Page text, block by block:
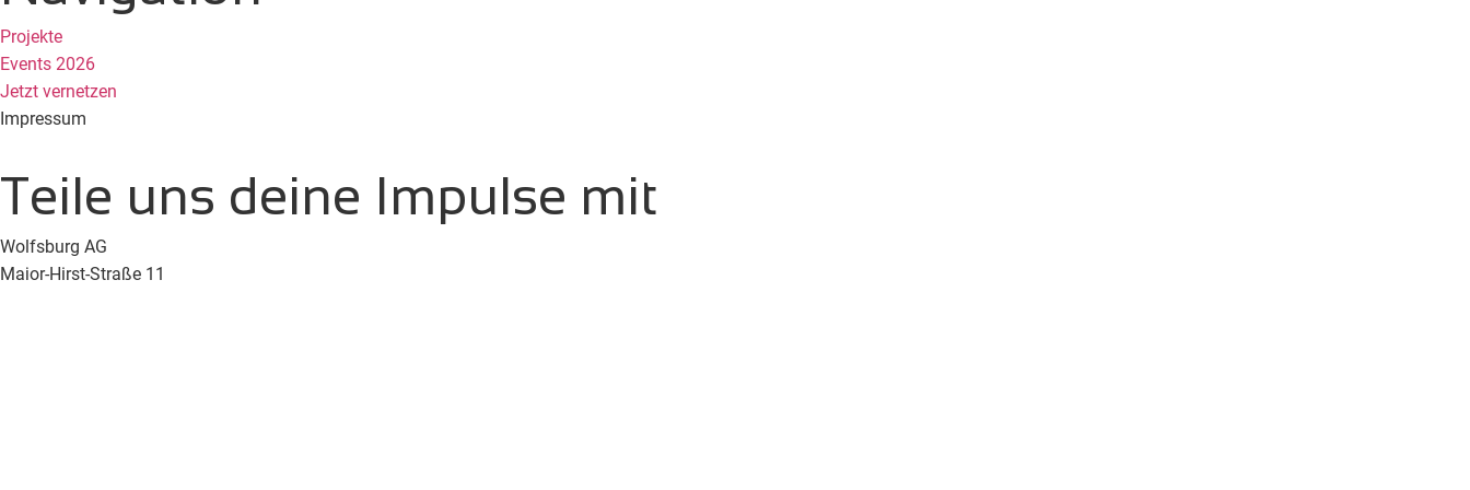
Projekte
Events 2026
Jetzt vernetzen
Impressum
Teile uns deine Impulse mit
Wolfsburg AG
Major-Hirst-Straße 11